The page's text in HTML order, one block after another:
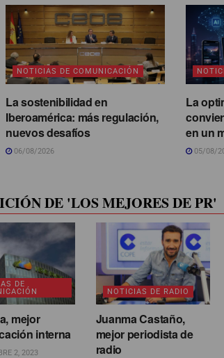
NOTICIAS DE COMUNICACIÓN
La sostenibilidad en
Iberoamérica: más regulación,
nuevos desafíos
06/08/2026
La
en un
05/08/
DE 'LOS MEJORES DE PR'
DE
mejor
interna
2, 2023
NOTICIAS DE RADIO
Juanma Castaño,
mejor periodista de
radio